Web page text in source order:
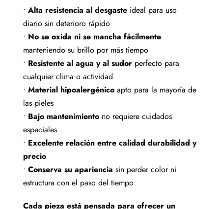
• Alta resistencia al desgasteideal para uso
diario sin deterioro rápido
• No se oxida ni se mancha fácilmente
manteniendo su brillo por más tiempo
• Resistente al agua y al sudorperfecto para
cualquier clima o actividad
• Material hipoalergénicoapto para la mayoría de
las pieles
• Bajo mantenimientono requiere cuidados
especiales
• Excelente relación entre calidad durabilidad y
precio
• Conserva su apariencia sin perder color ni
estructura con el paso del tiempo
Cada pieza está pensada para ofrecer un